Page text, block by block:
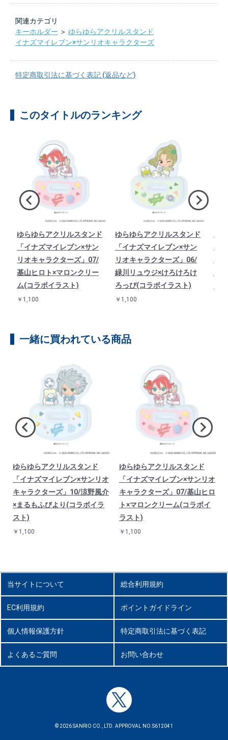
関連カテゴリ
キーホルダー ＞ ゆらゆらアクリルスタンド
イナズマイレブン×サンリオキャラクターズ
特定商取引法に基づく表記 (返品など)
このタイトルのランキング
ゆらゆらアクリルスタンド
「イナズマイレブン×サン
リオキャラクターズ」07/
基山ヒロト×マロンクリー
ム(コラボイラスト)
￥1,100
ゆらゆらアクリルスタンド
「イナズマイレブン×サン
リオキャラクターズ」06/
緑川リュウジ×けろけろけ
ろっぴ(コラボイラスト)
￥1,100
一緒に買われている商品
ゆらゆらアクリルスタンド
「イナズマイレブン×サンリオ
キャラクターズ」10/涼野風介
×まるもふびより(コラボイラ
スト)
￥1,100
ゆらゆらアクリルスタンド
「イナズマイレブン×サンリオ
キャラクターズ」07/基山ヒロ
ト×マロンクリーム(コラボイ
ラスト)
￥1,100
当サイトについて 総合利用規約
EC利用規約 ポイントガイドライン
個人情報保護方針 特定商取引法に基づく表記
よくあるご質問 お問い合わせ
© 2026 SANRIO CO., LTD. APPROVAL NO.S612041